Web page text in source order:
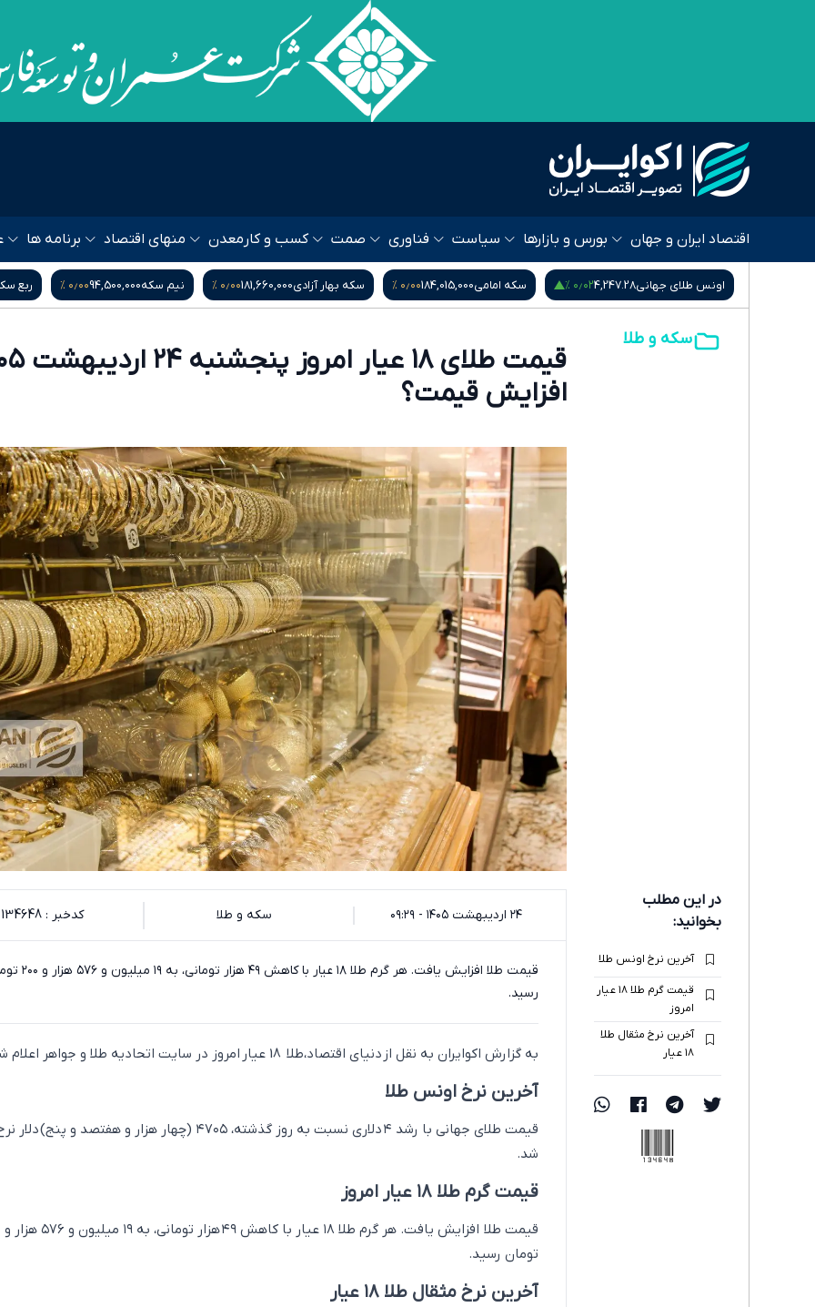
اقتصاد ایران و جهان بورس و بازارها سیاست فناوری صمت کسب و کار معدن منهای اقتصاد برنامه ها
اونس طلای جهانی4,247.28۰٫۰۲ % سکه امامی184,015,000۰٫۰۰ % سکه بهار آزادی181,660,000۰٫۰۰ % نیم سکه94,500,000۰٫۰۰ % ربع
سکه و طلا
افزایش قیمت؟
در این مطلب
بخوانید:
آخرین نرخ اونس طلا
قیمت گرم طلا ۱۸ عیار
امروز
آخرین نرخ مثقال طلا
۱۸ عیار
134648
۲۴ اردیبهشت ۱۴۰۵ - ۰۹:۲۹ سکه و طلا کدخبر : 134648
قیمت طلا افزایش یافت. هر گرم طلا ۱۸ عیار با کاهش ۴۹
رسید.
به گزارش اکوایران به نقل از دنیای اقتصاد،طلا 18 عیار امروز در سایت اتحادیه طلا و جواهر اعلام شد.
آخرین نرخ اونس طلا
قیمت طلای جهانی با رشد ۴ دلاری نسبت به روز گذشته، ۴۷۰۵ (چهار هزار و هفتصد و
شد.
قیمت گرم طلا ۱۸ عیار امروز
تومان رسید.
آخرین نرخ مثقال طلا ۱۸ عیار